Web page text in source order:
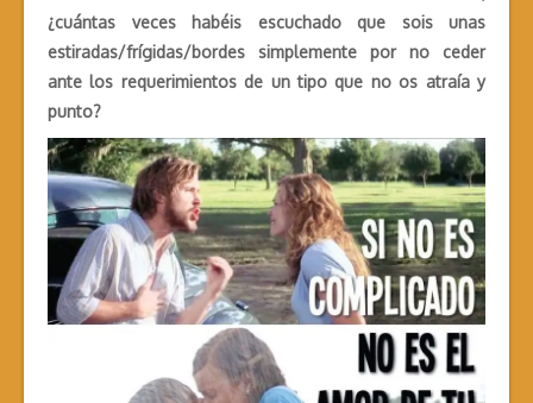
¿cuántas veces habéis escuchado que sois unas
estiradas/frígidas/bordes simplemente por no ceder
ante los requerimientos de un tipo que no os atraía y
punto?